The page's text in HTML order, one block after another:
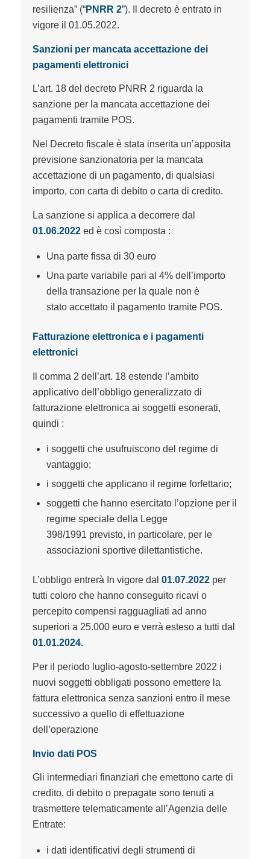
resilienza” (“PNRR 2”). Il decreto è entrato in
vigore il 01.05.2022.
Sanzioni per mancata accettazione dei
pagamenti elettronici
L’art. 18 del decreto PNRR 2 riguarda la
sanzione per la mancata accettazione dei
pagamenti tramite POS.
Nel Decreto fiscale è stata inserita un’apposita
previsione sanzionatoria per la mancata
accettazione di un pagamento, di qualsiasi
importo, con carta di debito o carta di credito.
La sanzione si applica a decorrere dal
01.06.2022 ed è così composta :
Una parte fissa di 30 euro
Una parte variabile pari al 4% dell’importo
della transazione per la quale non è
stato accettato il pagamento tramite POS.
Fatturazione elettronica e i pagamenti
elettronici
Il comma 2 dell’art. 18 estende l’ambito
applicativo dell’obbligo generalizzato di
fatturazione elettronica ai soggetti esonerati,
quindi :
i soggetti che usufruiscono del regime di
vantaggio;
i soggetti che applicano il regime forfettario;
soggetti che hanno esercitato l’opzione per il
regime speciale della Legge
398/1991 previsto, in particolare, per le
associazioni sportive dilettantistiche.
L’obbligo entrerà In vigore dal 01.07.2022per
tutti coloro che hanno conseguito ricavi o
percepito compensi ragguagliati ad anno
superiori a 25.000 euro e verrà esteso a tutti dal
01.01.2024.
Per il periodo luglio-agosto-settembre 2022 i
nuovi soggetti obbligati possono emettere la
fattura elettronica senza sanzioni entro il mese
successivo a quello di effettuazione
dell’operazione
Invio dati POS
Gli intermediari finanziari che emettono carte di
credito, di debito o prepagate sono tenuti a
trasmettere telematicamente all’Agenzia delle
Entrate:
i dati identificativi degli strumenti di